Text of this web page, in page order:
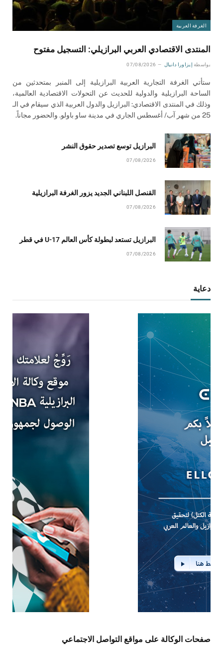
الغرفة العربية
المنتدى الاقتصادي العربي البرازيلي: التسجيل مفتوح
بواسطة إيزاورا دانيال 07/08/2026
ستأتي الغرفة التجارية العربية البرازيلية إلى المنبر بمتحدثين من
الساحة البرازيلية والدولية للحديث عن التحولات الاقتصادية العالمية،
وذلك في المنتدى الاقتصادي: البرازيل والدول العربية الذي سيقام في الـ
25 من شهر آب/ أغسطس الجاري في مدينة ساو باولو. والحضور مجاناً.
البرازيل توسع تصدير حقوق النشر
07/08/2026
القنصل اللبناني الجديد يزور الغرفة البرازيلية
07/08/2026
البرازيل تستعد لبطولة كأس العالم U-17 في قطر
07/08/2026
دعاية
صفحات الوكالة على مواقع التواصل الاجتماعي